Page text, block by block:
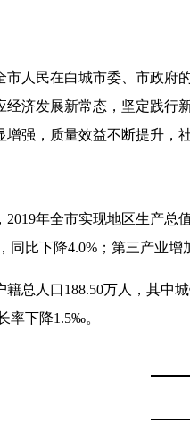
市人民在白城市委、市政府
经济发展新常态，坚定践行
增强，质量效益不断提升，
2019年全市实现地区生产总
同比下降4.0% ；第三产业增
总人口188.50万人，其中
率下降1.5‰。